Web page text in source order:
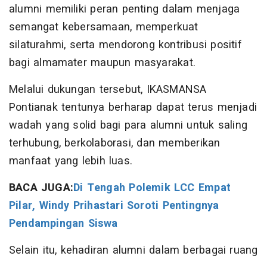
alumni memiliki peran penting dalam menjaga
semangat kebersamaan, memperkuat
silaturahmi, serta mendorong kontribusi positif
bagi almamater maupun masyarakat.
Melalui dukungan tersebut, IKASMANSA
Pontianak tentunya berharap dapat terus menjadi
wadah yang solid bagi para alumni untuk saling
terhubung, berkolaborasi, dan memberikan
manfaat yang lebih luas.
BACA JUGA:Di Tengah Polemik LCC Empat
Pilar, Windy Prihastari Soroti Pentingnya
Pendampingan Siswa
Selain itu, kehadiran alumni dalam berbagai ruang